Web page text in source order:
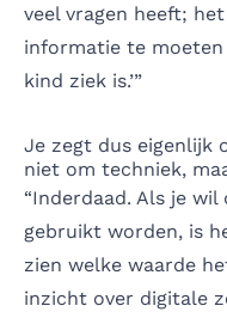
veel vragen heeft;
informatie te
kind ziek is.’”
Je zegt dus eigenlijk
niet om techniek,
“Inderdaad. Als je
gebruikt worden, is
zien welke waarde
inzicht over digitale